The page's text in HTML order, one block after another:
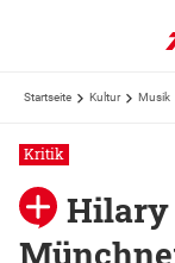
Startseite Kultur Musik
Kritik
Hilary